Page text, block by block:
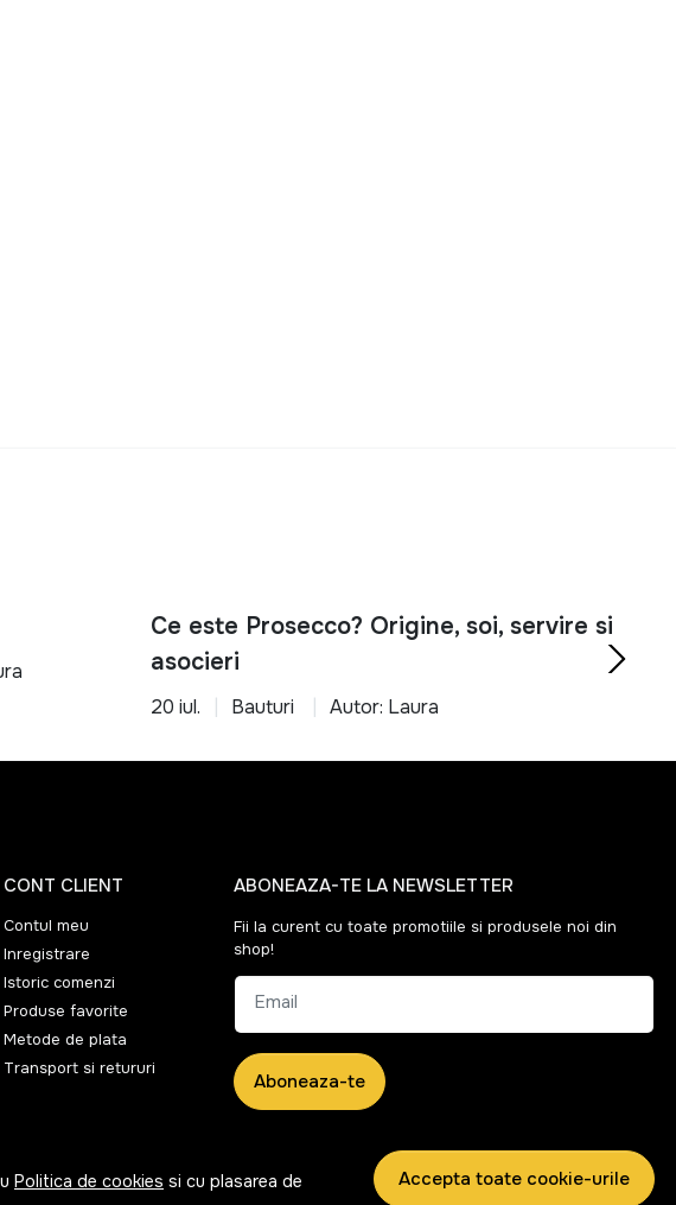
Politica de cookies si cu plasarea de
Accepta toate cookie-urile
Ce este Prosecco? Origine, soi, servire si
asocieri
20 iul. Bauturi Autor: Laura
CONT CLIENT
Contul meu
Inregistrare
Istoric comenzi
Produse favorite
Metode de plata
Transport si retururi
ABONEAZA-TE LA NEWSLETTER
Fii la curent cu toate promotiile si produsele noi din
shop!
Email
Aboneaza-te